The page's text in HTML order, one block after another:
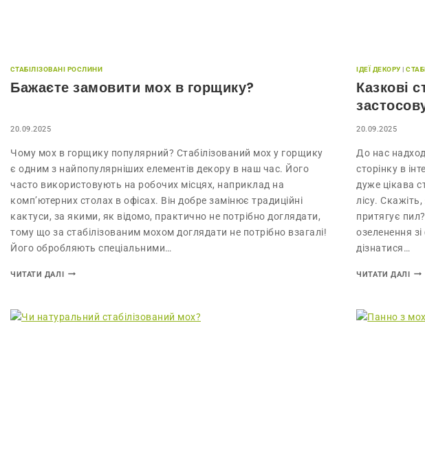
СТАБІЛІЗОВАНІ РОСЛИНИ
Бажаєте замовити мох в горщику?
20.09.2025
Чому мох в горщику популярний? Стабілізований мох у горщику
є одним з найпопулярніших елементів декору в наш час. Його
часто використовують на робочих місцях, наприклад на
комп’ютерних столах в офісах. Він добре замінює традиційні
кактуси, за якими, як відомо, практично не потрібно доглядати,
тому що за стабілізованим мохом доглядати не потрібно взагалі!
Його обробляють спеціальними…
ЧИТАТИ ДАЛІ
ІДЕЇ ДЕКОРУ |
Казкові
20.09.2025
До нас
сторінку в
дуже цікава
лісу.
притягує
озеленення
дізнатися…
ЧИТАТИ ДАЛІ